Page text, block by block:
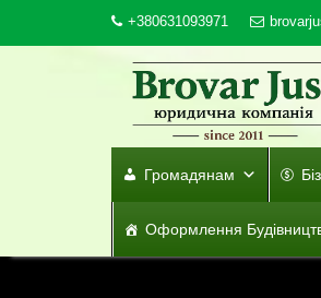
+380631093971
Громадянам
Оформлення